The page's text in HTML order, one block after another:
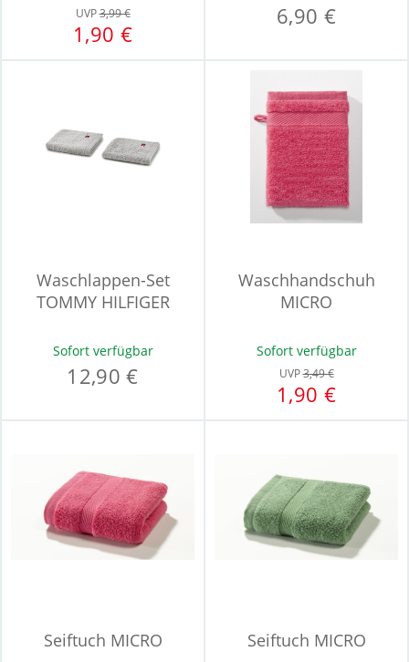
UVP3,99 €
1,90 €
6,90 €
Waschlappen-Set
TOMMY HILFIGER
Sofort verfügbar
12,90 €
Waschhandschuh
MICRO
Sofort verfügbar
UVP3,49 €
1,90 €
Seiftuch MICRO Seiftuch MICRO